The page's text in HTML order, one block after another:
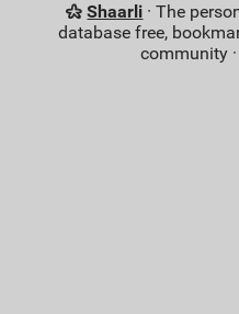
Shaarli · The
database free,
community ·